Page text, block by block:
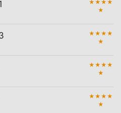
★ ★ ★ ★
★
★ ★ ★ ★
★
★ ★ ★ ★
★
★ ★ ★ ★
★